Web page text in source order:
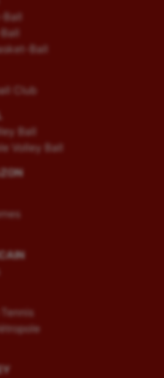
Ball
Club
Ball
Volley Ball